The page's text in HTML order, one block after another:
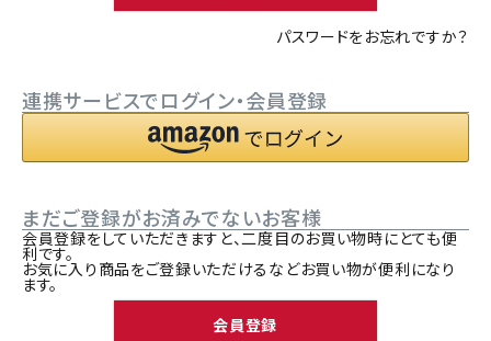
person 新規会員登録
パスワードをお忘れですか？
連携サービスでログイン・会員登録
まだご登録がお済みでないお客様
会員登録をしていただきますと、二度目のお買い物時にとても便
利です。
お気に入り商品をご登録いただけるなどお買い物が便利になり
ます。
会員登録